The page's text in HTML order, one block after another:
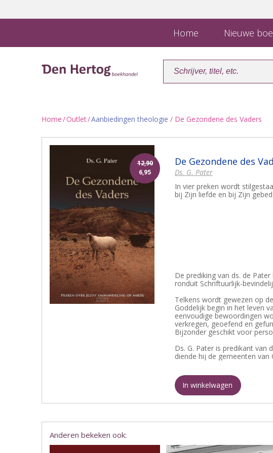
Home Nieuwe
Home/Outlet/Aanbiedingen theologie / De Gezondene des Vaders
12,90
6,95
De Gezondene des
Ds. G. Pater
In vier preken wordt
bij Zijn liefde en bij Zijn gebed.
De prediking van ds. de
ronduit Schriftuurlijk-
Telkens wordt gewezen op
Goddelijk begin in het leven
eenvoudige bewoordingen
verkregen, geoefend en
Bijzonder geschikt voor
Ds. G. Pater is predikant van
diende hij de gemeenten van
In winkelwagen
Anderen bekeken ook: